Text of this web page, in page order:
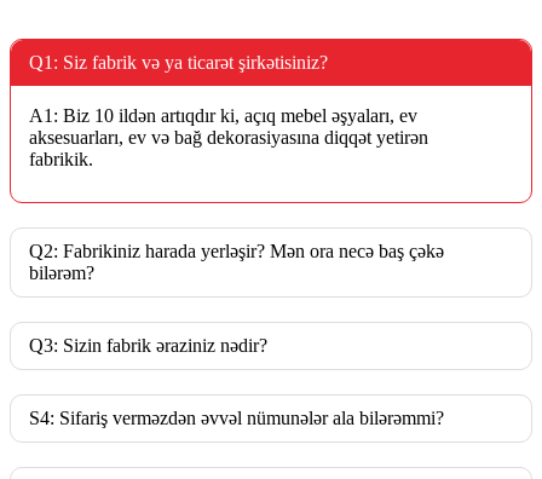
Q1: Siz fabrik və ya ticarət şirkətisiniz?
A1: Biz 10 ildən artıqdır ki, açıq mebel əşyaları, ev
aksesuarları, ev və bağ dekorasiyasına diqqət yetirən
fabrikik.
Q2: Fabrikiniz harada yerləşir? Mən ora necə baş çəkə
bilərəm?
Q3: Sizin fabrik əraziniz nədir?
S4: Sifariş verməzdən əvvəl nümunələr ala bilərəmmi?